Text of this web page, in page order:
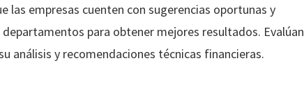
las empresas cuenten con sugerencias oportunas y
para obtener mejores resultados. Evalúan
análisis y recomendaciones técnicas financieras.